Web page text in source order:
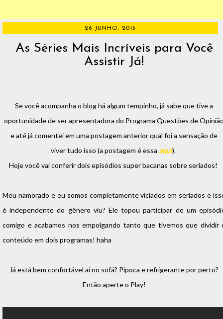
26 JUNHO, 2015
As Séries Mais Incríveis para Você
Assistir Já!
Se você acompanha o blog há algum tempinho, já sabe que tive a
oportunidade de ser apresentadora do Programa Questões de
e até já comentei em uma postagem anterior qual foi a sensação de
viver tudo isso (a postagem é essa aqui).
Hoje você vai conferir dois episódios super bacanas sobre seriados!
Meu namorado e eu somos completamente viciados em seriados e
é independente do gênero viu? Ele topou participar de um
comigo e acabamos nos empolgando tanto que tivemos que dividir
conteúdo em dois programas! haha
Já está bem confortável aí no sofá? Pipoca e refrigerante por perto?
Então aperte o Play!